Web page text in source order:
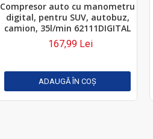
Compresor auto cu manometru
digital, pentru SUV, autobuz,
camion, 35l/min 62111DIGITAL
167,99 Lei
ADAUGĂ ÎN COŞ